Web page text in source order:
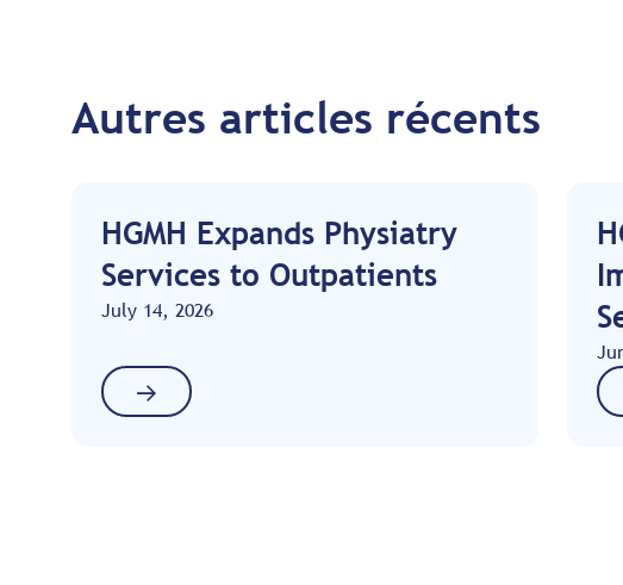
Autres articles récents
HGMH Expands Physiatry
Services to Outpatients
July 14, 2026